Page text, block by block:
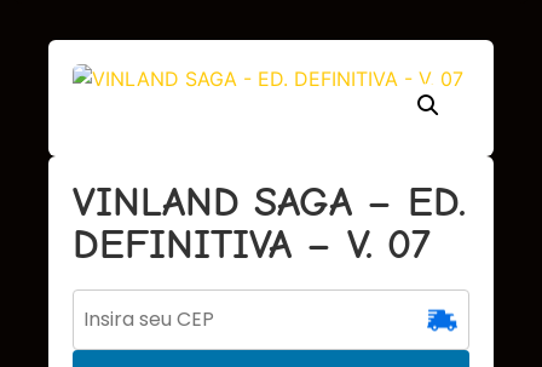
VINLAND SAGA – ED.
DEFINITIVA – V. 07